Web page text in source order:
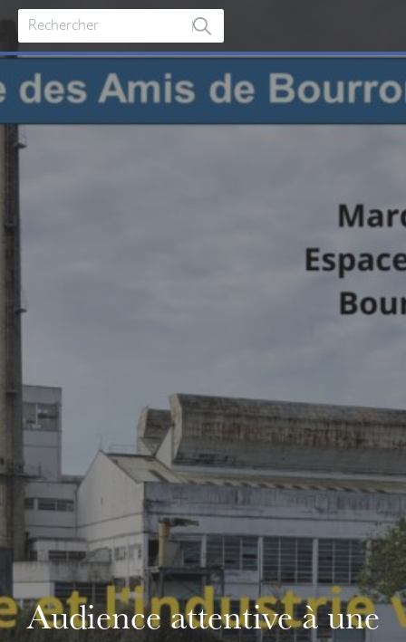
Audience attentive à une